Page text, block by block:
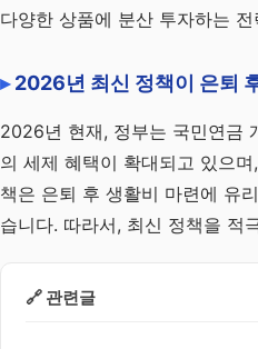
다양한 상품에 분산 투자하는
2026년 최신 정책이 은퇴
2026년 현재, 정부는 국민연금
의 세제 혜택이 확대되고 있으
책은 은퇴 후 생활비 마련에 유
습니다. 따라서, 최신 정책을 적
🔗 관련글